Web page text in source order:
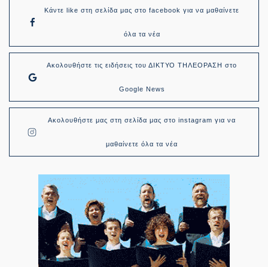
Κάντε like στη σελίδα μας στο facebook για να μαθαίνετε
όλα τα νέα
Ακολουθήστε τις ειδήσεις του ΔΙΚΤΥΟ ΤΗΛΕΟΡΑΣΗ στο
Google News
Ακολουθήστε μας στη σελίδα μας στο instagram για να
μαθαίνετε όλα τα νέα